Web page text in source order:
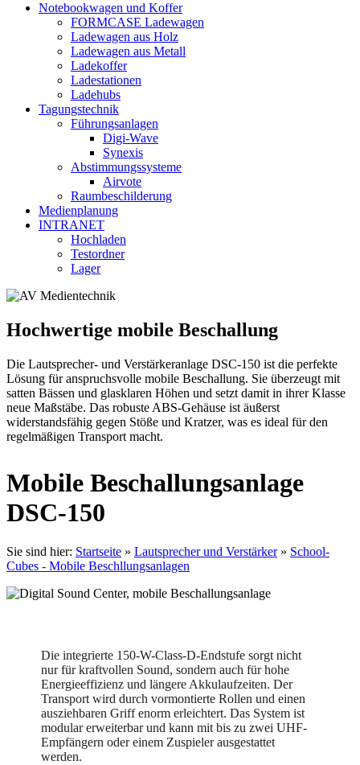
Notebookwagen und Koffer
FORMCASE Ladewagen
Ladewagen aus Holz
Ladewagen aus Metall
Ladekoffer
Ladestationen
Ladehubs
Tagungstechnik
Führungsanlagen
Digi-Wave
Synexis
Abstimmungssysteme
Airvote
Raumbeschilderung
Medienplanung
INTRANET
Hochladen
Testordner
Lager
Hochwertige mobile Beschallung
Die Lautsprecher- und Verstärkeranlage DSC-150 ist die perfekte
Lösung für anspruchsvolle mobile Beschallung. Sie überzeugt mit
satten Bässen und glasklaren Höhen und setzt damit in ihrer Klasse
neue Maßstäbe. Das robuste ABS-Gehäuse ist äußerst
widerstandsfähig gegen Stöße und Kratzer, was es ideal für den
regelmäßigen Transport macht.
Mobile Beschallungsanlage
DSC-150
Sie sind hier: Startseite » Lautsprecher und Verstärker» School-
Cubes - Mobile Beschllungsanlagen
Die integrierte 150-W-Class-D-Endstufe sorgt nicht
nur für kraftvollen Sound, sondern auch für hohe
Energieeffizienz und längere Akkulaufzeiten. Der
Transport wird durch vormontierte Rollen und einen
ausziehbaren Griff enorm erleichtert. Das System ist
modular erweiterbar und kann mit bis zu zwei UHF-
Empfängern oder einem Zuspieler ausgestattet
werden.